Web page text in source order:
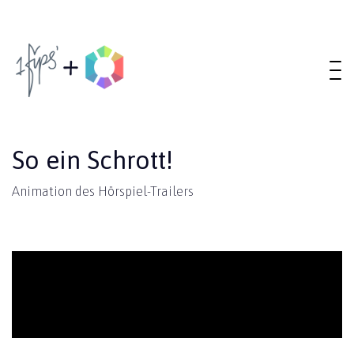
So ein Schrott!
Animation des Hörspiel-Trailers